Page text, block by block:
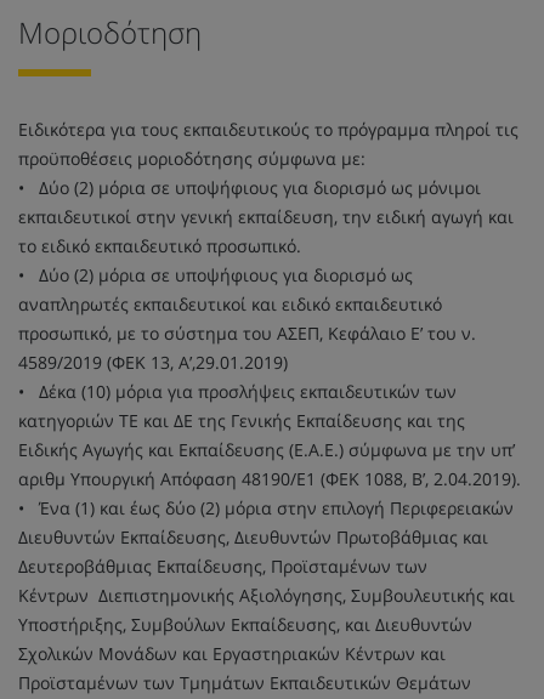
Μοριοδότηση
Ειδικότερα για τους εκπαιδευτικούς το πρόγραμμα πληροί τις
προϋποθέσεις μοριοδότησης σύμφωνα με:
• Δύο (2) μόρια σε υποψήφιους για διορισμό ως μόνιμοι
εκπαιδευτικοί στην γενική εκπαίδευση, την ειδική αγωγή και
το ειδικό εκπαιδευτικό προσωπικό.
• Δύο (2) μόρια σε υποψήφιους για διορισμό ως
αναπληρωτές εκπαιδευτικοί και ειδικό εκπαιδευτικό
προσωπικό, με το σύστημα του ΑΣΕΠ, Κεφάλαιο Ε’ του ν.
4589/2019 (ΦΕΚ 13, Α’,29.01.2019)
• Δέκα (10) μόρια για προσλήψεις εκπαιδευτικών των
κατηγοριών TE και ΔΕ της Γενικής Εκπαίδευσης και της
Ειδικής Αγωγής και Εκπαίδευσης (Ε.Α.Ε.) σύμφωνα με την υπ’
αριθμ Υπουργική Απόφαση 48190/E1 (ΦΕΚ 1088, Β’, 2.04.2019).
• Ένα (1) και έως δύο (2) μόρια στην επιλογή Περιφερειακών
Διευθυντών Εκπαίδευσης, Διευθυντών Πρωτοβάθμιας και
Δευτεροβάθμιας Εκπαίδευσης, Προϊσταμένων των
Κέντρων Διεπιστημονικής Αξιολόγησης, Συμβουλευτικής και
Υποστήριξης, Συμβούλων Εκπαίδευσης, και Διευθυντών
Σχολικών Μονάδων και Εργαστηριακών Κέντρων και
Προϊσταμένων των Τμημάτων Εκπαιδευτικών Θεμάτων